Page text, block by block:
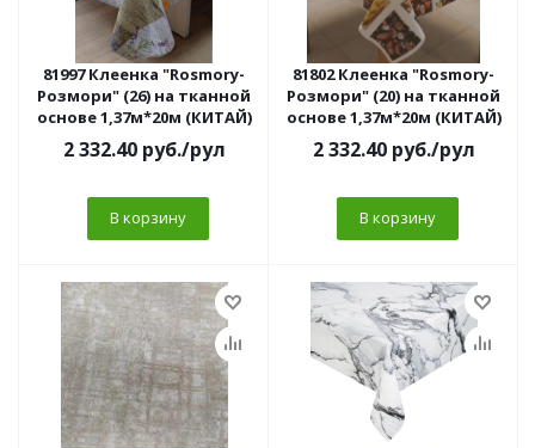
81997 Клеенка "Rosmory-
Розмори" (26) на тканной
основе 1,37м*20м (КИТАЙ)
2 332.40руб./рул
В корзину
81802 Клеенка "Rosmory-
Розмори" (20) на тканной
основе 1,37м*20м (КИТАЙ)
2 332.40руб./рул
В корзину